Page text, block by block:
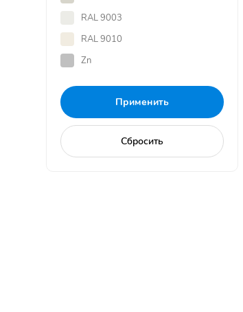
RAL 9003
RAL 9010
Zn